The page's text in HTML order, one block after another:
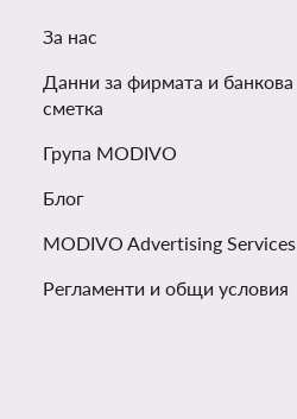
За нас
Данни за фирмата и банкова
сметка
Група MODIVO
Блог
MODIVO Advertising Services
Регламенти и общи условия